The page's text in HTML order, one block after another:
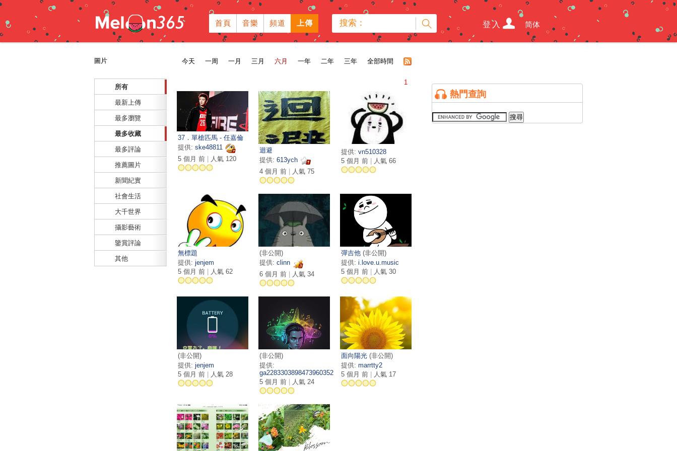
首頁 音樂 頻道 上傳 搜索： 简体
登入
圖片 今天 一周 一月 三月 六月 一年 二年 三年 全部時間
所有
最新上傳
最多瀏覽
最多收藏
最多評論
推薦圖片
新聞紀實
社會生活
大千世界
攝影藝術
鑒賞評論
其他
1
37．單槍匹馬 - 任嘉倫
提供: ske48811
5 個月 前
人氣 120
迴避
提供: 613ych
4 個月 前
人氣 75
提供: vn510328
5 個月 前
人氣 66
無標題
提供: jenjem
5 個月 前
人氣 62
(非公開)
提供: clinn
6 個月 前
人氣 34
彈吉他 (非公開)
提供: i.love.u.music
5 個月 前
人氣 30
(非公開)
提供: jenjem
5 個月 前
人氣 28
(非公開)
提供:
ga228330389847396035211
5 個月 前
人氣 24
面向陽光 (非公開)
提供: marrtty2
5 個月 前
人氣 17
熱門查詢